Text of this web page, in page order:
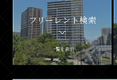
フリーレント検索
一覧を表示